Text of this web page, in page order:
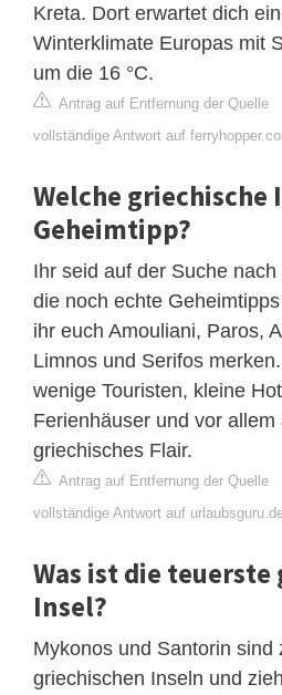
Kreta. Dort erwartet dich
Winterklimate Europas mit
um die 16 °C.
Antrag auf Entfernung der Quelle
vollständige Antwort auf
Welche griechische
Geheimtipp?
Ihr seid auf der Suche
die noch echte
ihr euch Amouliani, Paros,
Limnos und Serifos
wenige Touristen, kleine
Ferienhäuser und vor
griechisches Flair.
Antrag auf Entfernung der Quelle
vollständige Antwort auf
Was ist die teuerste
Insel?
Mykonos und Santorin sind
griechischen Inseln und